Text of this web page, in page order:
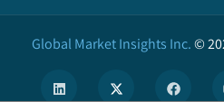
Global Market Insights Inc.©